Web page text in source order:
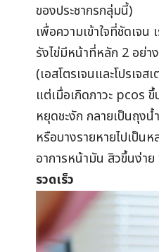
ของประชากรกลุ่มนี้)
เพื่อความเข้าใจที่ชัดเจ
รังไข่มีหน้าที่หลัก 2 อย่า
(เอสโตรเจนและโปรเจ
แต่เมื่อเกิดภาวะ pcos
หยุดชะงัก กลายเป็นถุงน้
หรือบางรายหายไปเป็น
อาการหน้ามัน สิวขึ้นง่า
รวดเร็ว